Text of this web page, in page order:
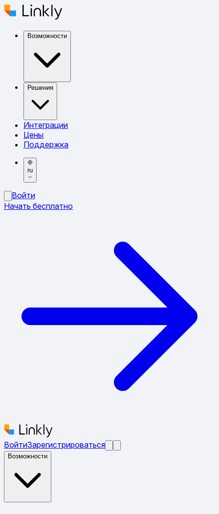
Возможности
Решения
Интеграции
Цены
Поддержка
ru
Войти
Начать бесплатно
ВойтиЗарегистрироваться
Возможности